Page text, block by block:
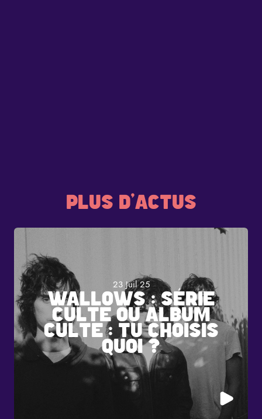
PLUS D'ACTUS
23 Juil 25
WALLOWS : SÉRIE
CULTE OU ALBUM
CULTE : TU CHOISIS
QUOI ?